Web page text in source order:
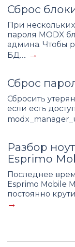
Сброс
При
пароля MODX
админа. Чтобы
БД…. →
Сброс
Сбросить
если есть
Разбор
Esprimo
Последнее
Esprimo Mobile
постоянно
→